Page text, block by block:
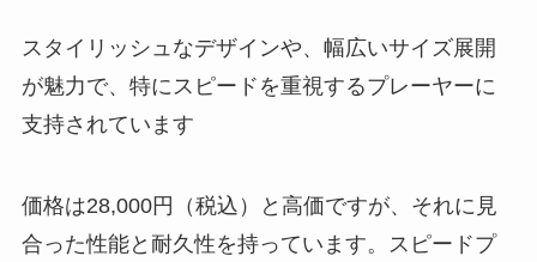
スタイリッシュなデザインや、幅広いサイズ展開
が魅力で、特にスピードを重視するプレーヤーに
支持されています
価格は28,000円（税込）と高価ですが、それに見
合った性能と耐久性を持っています。スピードプ